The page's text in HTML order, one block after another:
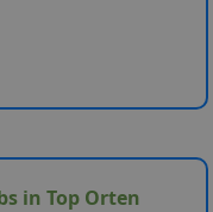
in Top Orten